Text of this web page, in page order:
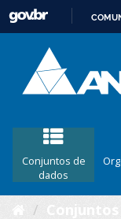
Conjuntos de
dados